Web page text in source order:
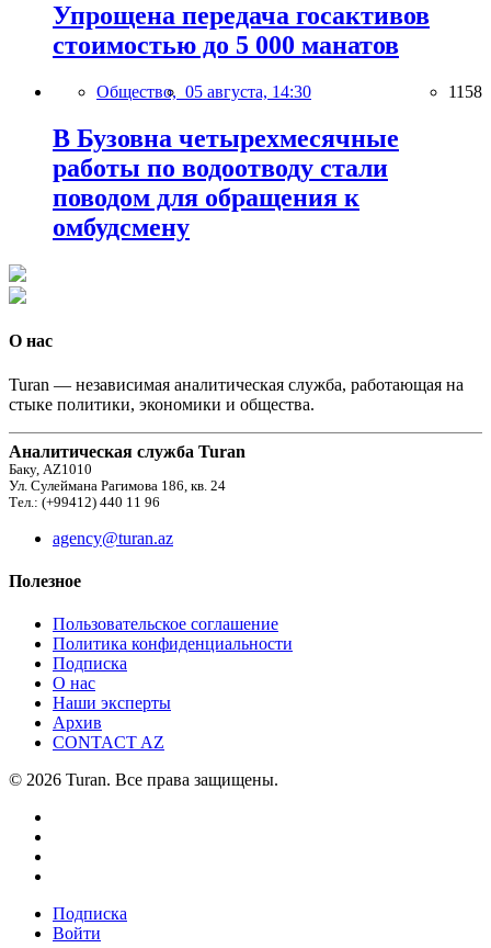
Упрощена передача госактивов
стоимостью до 5 000 манатов
Общество, 05 августа, 14:30 1158
В Бузовна четырехмесячные
работы по водоотводу стали
поводом для обращения к
омбудсмену
О нас
Turan — независимая аналитическая служба, работающая на
стыке политики, экономики и общества.
Аналитическая служба Turan
Баку, AZ1010
Ул. Сулеймана Рагимова 186, кв. 24
Тел.: (+99412) 440 11 96
agency@turan.az
Полезное
Пользовательское соглашение
Политика конфиденциальности
Подписка
О нас
Наши эксперты
Архив
CONTACT AZ
© 2026 Turan. Все права защищены.
Подписка
Войти